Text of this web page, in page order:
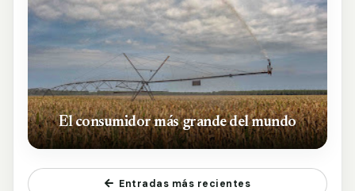
El consumidor más grande del mundo
Entradas más recientes